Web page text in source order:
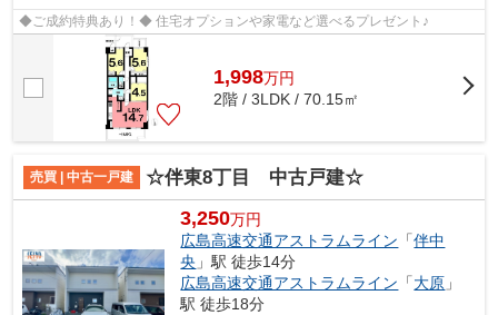
◆ご成約特典あり！◆ 住宅オプションや家電など選べるプレゼント♪
1,998万円
2階 / 3LDK / 70.15㎡
売買 | 中古一戸建 ☆伴東8丁目 中古戸建☆
3,250万円
広島高速交通アストラムライン 「伴中
央 」駅 徒歩14分
広島高速交通アストラムライン 「大原 」
駅 徒歩18分